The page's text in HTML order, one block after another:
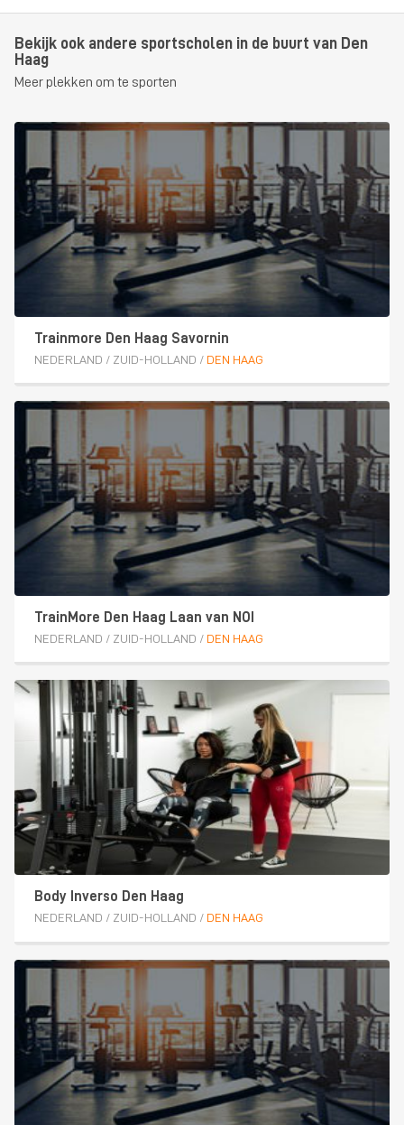
Bekijk ook andere sportscholen in de buurt van Den
Haag
Meer plekken om te sporten
Trainmore Den Haag Savornin
NEDERLAND / ZUID-HOLLAND / DEN HAAG
TrainMore Den Haag Laan van NOI
NEDERLAND / ZUID-HOLLAND / DEN HAAG
Body Inverso Den Haag
NEDERLAND / ZUID-HOLLAND / DEN HAAG